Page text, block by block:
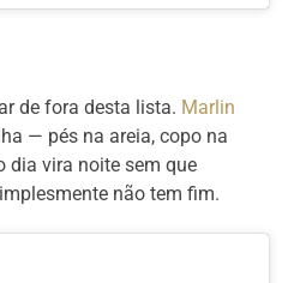
de fora desta lista. Marlin
— pés na areia, copo na
dia vira noite sem que
não tem fim.